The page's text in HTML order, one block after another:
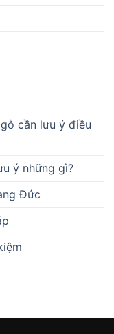
cần lưu ý điều
ý những gì?
Đức